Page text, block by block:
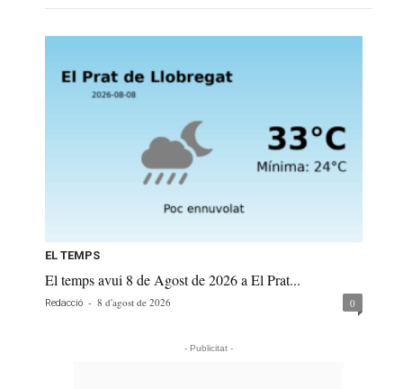
EL TEMPS
El temps avui 8 de Agost de 2026 a El Prat...
Redacció - 8 d'agost de 2026 0
- Publicitat -